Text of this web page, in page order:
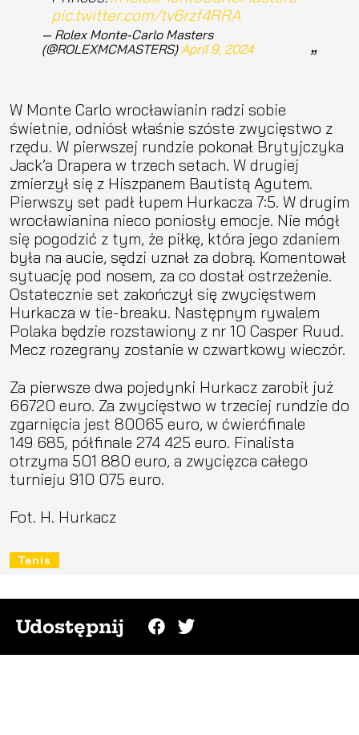
pic.twitter.com/tv6rzf4RRA
— Rolex Monte-Carlo Masters
(@ROLEXMCMASTERS) April 9, 2024
W Monte Carlo wrocławianin radzi sobie
świetnie, odniósł właśnie szóste zwycięstwo z
rzędu. W pierwszej rundzie pokonał Brytyjczyka
Jack’a Drapera w trzech setach. W drugiej
zmierzył się z Hiszpanem Bautistą Agutem.
Pierwszy set padł łupem Hurkacza 7:5. W drugim
wrocławianina nieco poniosły emocje. Nie mógł
się pogodzić z tym, że piłkę, która jego zdaniem
była na aucie, sędzi uznał za dobrą. Komentował
sytuację pod nosem, za co dostał ostrzeżenie.
Ostatecznie set zakończył się zwycięstwem
Hurkacza w tie-breaku. Następnym rywalem
Polaka będzie rozstawiony z nr 10 Casper Ruud.
Mecz rozegrany zostanie w czwartkowy wieczór.
Za pierwsze dwa pojedynki Hurkacz zarobił już
66720 euro. Za zwycięstwo w trzeciej rundzie do
zgarnięcia jest 80065 euro, w ćwierćfinale
149 685, półfinale 274 425 euro. Finalista
otrzyma 501 880 euro, a zwycięzca całego
turnieju 910 075 euro.
Fot. H. Hurkacz
Tenis
Udostępnij